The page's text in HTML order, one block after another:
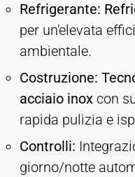
Refrigerante:
per un'elevata
ambientale.
Costruzione:
acciaio inox con
rapida pulizia e
Controlli:
giorno/notte